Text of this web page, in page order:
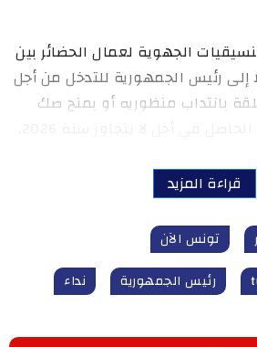
الجهوية لعمال الحضائر بين
إلى رئيس الجمهورية للتدخل من أجل
بانتداب منظوريه أو بمنح صك
قراءة المزيد
تونس الآن
رئيس الجمهورية نداء